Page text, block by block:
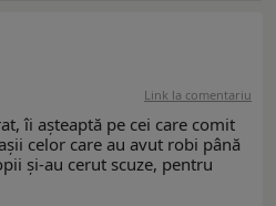
Link la comentariu
îi așteaptă pe cei care comit
celor care au avut robi până
și-au cerut scuze, pentru